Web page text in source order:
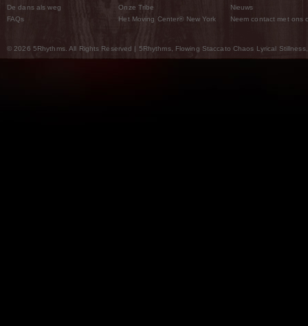
De dans als weg
FAQs
Onze Tribe
Het Moving Center® New York
Nieuws
Neem contact met ons
© 2026 5Rhythms. All Rights Reserved | 5Rhythms, Flowing Staccato Chaos Lyrical